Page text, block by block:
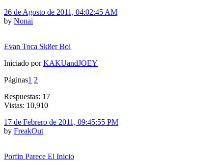
26 de Agosto de 2011, 04:02:45 AM
by Nonai
Evan Toca Sk8er Boi
Iniciado porKAKUandJOEY
Páginas1 2
Respuestas: 17
Vistas: 10,910
17 de Febrero de 2011, 09:45:55 PM
by FreakOut
Porfin Parece El Inicio